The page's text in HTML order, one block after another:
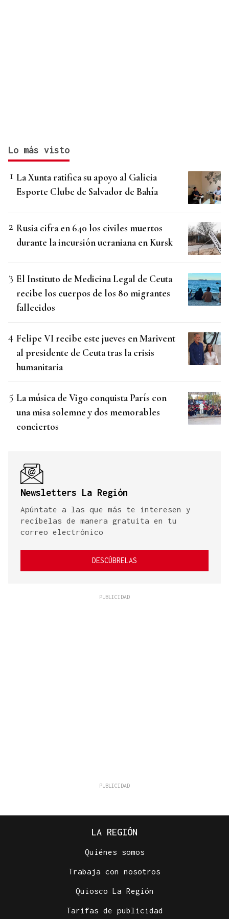
Lo más visto
La Xunta ratifica su apoyo al Galicia
Esporte Clube de Salvador de Bahía
Rusia cifra en 640 los civiles muertos
durante la incursión ucraniana en Kursk
El Instituto de Medicina Legal de Ceuta
recibe los cuerpos de los 80 migrantes
fallecidos
Felipe VI recibe este jueves en Marivent
al presidente de Ceuta tras la crisis
humanitaria
La música de Vigo conquista París con
una misa solemne y dos memorables
conciertos
Newsletters La Región
Apúntate a las que más te interesen y
recíbelas de manera gratuita en tu
correo electrónico
DESCÚBRELAS
LA REGIÓN
Quiénes somos
Trabaja con nosotros
Quiosco La Región
Tarifas de publicidad